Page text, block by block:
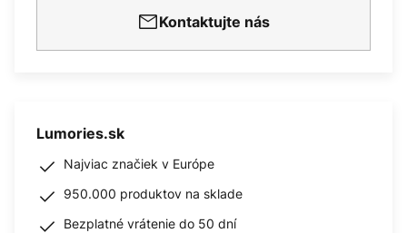
Kontaktujte nás
Lumories.sk
Najviac značiek v Európe
950.000 produktov na sklade
Bezplatné vrátenie do 50 dní